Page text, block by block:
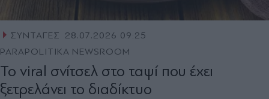
ΣΥΝΤΑΓΕΣ
28.07.2026 09:25
PARAPOLITIKA NEWSROOM
Το viral σνίτσελ στο ταψί που έχει
ξετρελάνει το διαδίκτυο